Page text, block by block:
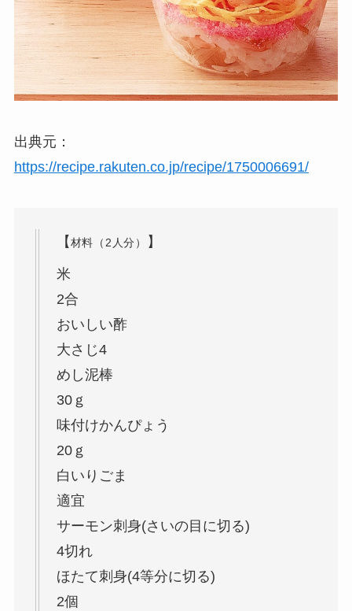
出典元：
https://recipe.rakuten.co.jp/recipe/1750006691/
【材料（2人分） 】
米
2合
おいしい酢
大さじ4
めし泥棒
30ｇ
味付けかんぴょう
20ｇ
白いりごま
適宜
サーモン刺身(さいの目に切る)
4切れ
ほたて刺身(4等分に切る)
2個